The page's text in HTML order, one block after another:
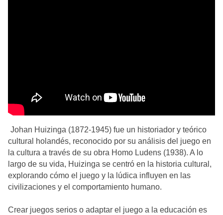
Johan Huizinga (1872-1945) fue un historiador y teórico
cultural holandés, reconocido por su análisis del juego en
la cultura a través de su obra Homo Ludens (1938). A lo
largo de su vida, Huizinga se centró en la historia cultural,
explorando cómo el juego y la lúdica influyen en las
civilizaciones y el comportamiento humano.
Crear juegos serios o adaptar el juego a la educación es